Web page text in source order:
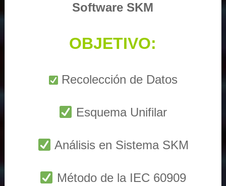
Software SKM
OBJETIVO:
Recolección de Datos
Esquema Unifilar
Análisis en Sistema SKM
Método de la IEC 60909